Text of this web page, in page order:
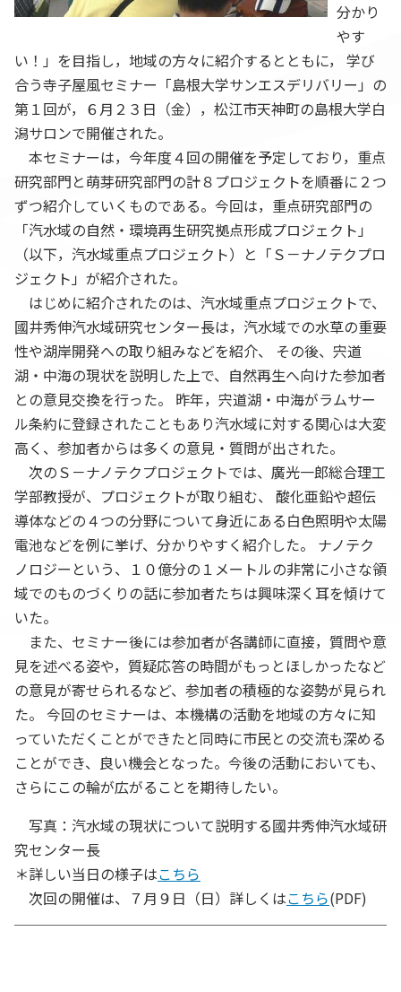
分かり
やす
い！」を目指し，地域の方々に紹介するとともに， 学び
合う寺子屋風セミナー「島根大学サンエスデリバリー」の
第１回が，６月２３日（金），松江市天神町の島根大学白
潟サロンで開催された。
本セミナーは，今年度４回の開催を予定しており，重点
研究部門と萌芽研究部門の計８プロジェクトを順番に２つ
ずつ紹介していくものである。今回は，重点研究部門の
「汽水域の自然・環境再生研究拠点形成プロジェクト」
（以下，汽水域重点プロジェクト）と「Ｓ－ナノテクプロ
ジェクト」が紹介された。
はじめに紹介されたのは、汽水域重点プロジェクトで、
國井秀伸汽水域研究センター長は，汽水域での水草の重要
性や湖岸開発への取り組みなどを紹介、 その後、宍道
湖・中海の現状を説明した上で、自然再生へ向けた参加者
との意見交換を行った。 昨年，宍道湖・中海がラムサー
ル条約に登録されたこともあり汽水域に対する関心は大変
高く、参加者からは多くの意見・質問が出された。
次のＳ－ナノテクプロジェクトでは、廣光一郎総合理工
学部教授が、プロジェクトが取り組む、 酸化亜鉛や超伝
導体などの４つの分野について身近にある白色照明や太陽
電池などを例に挙げ、分かりやすく紹介した。 ナノテク
ノロジーという、１０億分の１メートルの非常に小さな領
域でのものづくりの話に参加者たちは興味深く耳を傾けて
いた。
また、セミナー後には参加者が各講師に直接，質問や意
見を述べる姿や，質疑応答の時間がもっとほしかったなど
の意見が寄せられるなど、参加者の積極的な姿勢が見られ
た。 今回のセミナーは、本機構の活動を地域の方々に知
っていただくことができたと同時に市民との交流も深める
ことができ、良い機会となった。今後の活動においても、
さらにこの輪が広がることを期待したい。
写真：汽水域の現状について説明する國井秀伸汽水域研
究センター長
＊詳しい当日の様子はこちら
次回の開催は、７月９日（日）詳しくはこちら(PDF)